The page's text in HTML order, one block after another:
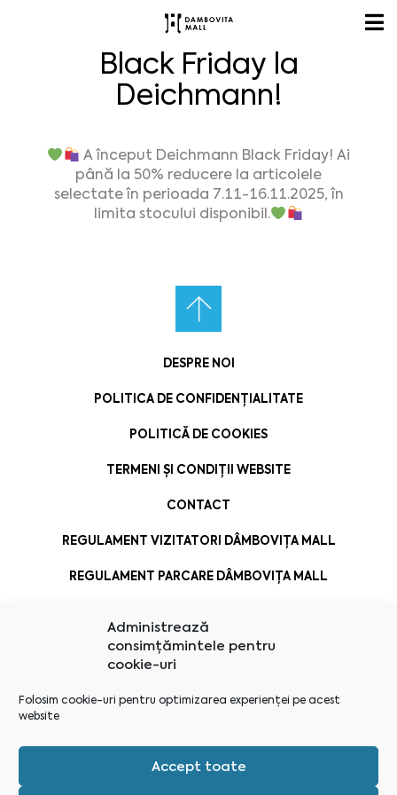
Administrează
consimțămintele pentru
cookie-uri
Folosim cookie-uri pentru optimizarea experienței pe acest
website
Accept toate
Black Friday la
Deichmann!
Aînceput Deichmann Black Friday! Ai
până la 50% reducere la articolele
selectate în perioada 7.11-16.11.2025, în
limita stocului disponibil.
DESPRE NOI
POLITICA DE CONFIDENȚIALITATE
POLITICĂ DE COOKIES
TERMENI ȘI CONDIȚII WEBSITE
CONTACT
REGULAMENT VIZITATORI DÂMBOVIȚA MALL
REGULAMENT PARCARE DÂMBOVIȚA MALL